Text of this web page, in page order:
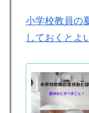
小学校教員の
しておくとよ